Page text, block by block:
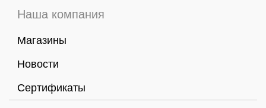
Наша компания
Магазины
Новости
Сертификаты